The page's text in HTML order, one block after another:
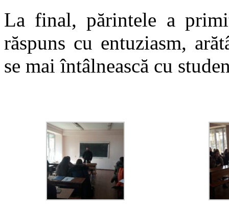
La final, părintele a
răspuns cu entuziasm,
se mai întâlnească cu